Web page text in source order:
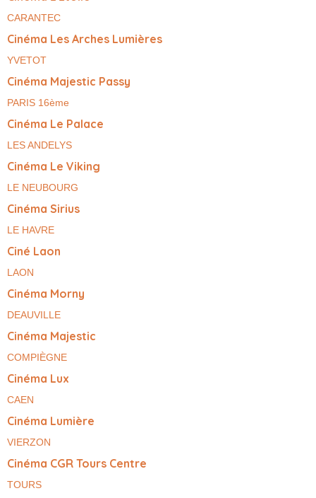
CARANTEC
Cinéma Les Arches Lumières
YVETOT
Cinéma Majestic Passy
PARIS 16ème
Cinéma Le Palace
LES ANDELYS
Cinéma Le Viking
LE NEUBOURG
Cinéma Sirius
LE HAVRE
Ciné Laon
LAON
Cinéma Morny
DEAUVILLE
Cinéma Majestic
COMPIÈGNE
Cinéma Lux
CAEN
Cinéma Lumière
VIERZON
Cinéma CGR Tours Centre
TOURS